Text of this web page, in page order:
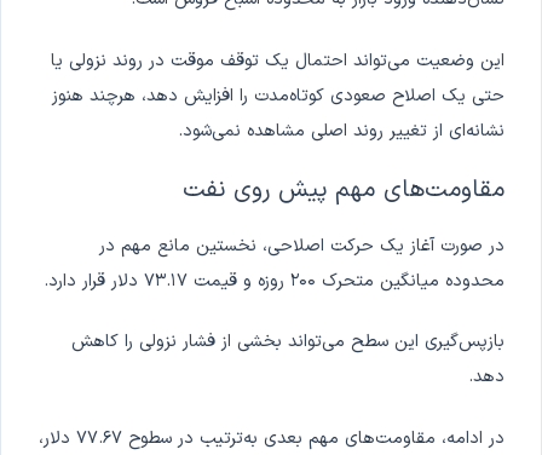
این وضعیت می‌تواند احتمال یک توقف موقت در روند نزولی یا
حتی یک اصلاح صعودی کوتاه‌مدت را افزایش دهد، هرچند هنوز
نشانه‌ای از تغییر روند اصلی مشاهده نمی‌شود.
مقاومت‌های مهم پیش روی نفت
در صورت آغاز یک حرکت اصلاحی، نخستین مانع مهم در
محدوده میانگین متحرک ۲۰۰ روزه و قیمت ۷۳.۱۷ دلار قرار دارد.
بازپس‌گیری این سطح می‌تواند بخشی از فشار نزولی را کاهش
دهد.
در ادامه، مقاومت‌های مهم بعدی به‌ترتیب در سطوح ۷۷.۶۷ دلار،